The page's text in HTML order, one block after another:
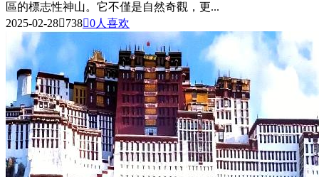
區的標志性神山。它不僅是自然奇觀，更...
2025-02-287380人喜欢